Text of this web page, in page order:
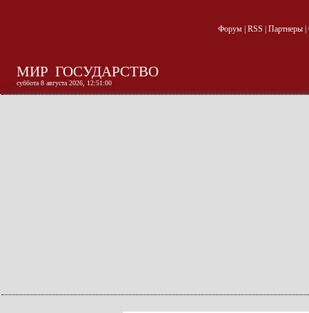
Форум| RSS Партнеры|
МИР ГОСУДАРСТВО
суббота 8 августа 2026, 12:51:01